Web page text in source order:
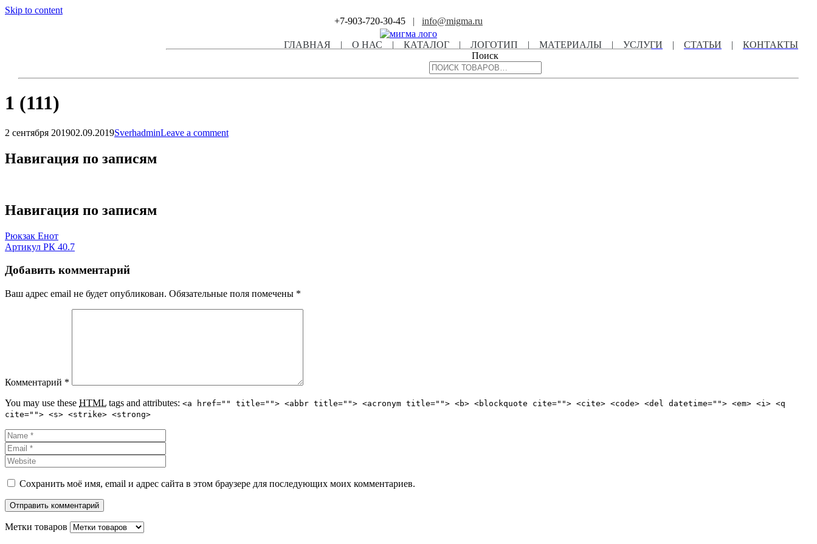
Skip to content
+7-903-720-30-45 | info@migma.ru
ГЛАВНАЯ | О НАС | КАТАЛОГ | ЛОГОТИП | МАТЕРИАЛЫ | УСЛУГИ | СТАТЬИ |
КОНТАКТЫ
Поиск
1 (111)
2 сентября 201902.09.2019SverhadminLeave a comment
Навигация по записям
Навигация по записям
Рюкзак Енот
Артикул РК 40.7
Добавить комментарий
Ваш адрес email не будет опубликован. Обязательные поля помечены *
Комментарий *
You may use these HTML tags and attributes: <a href="" title=""> <abbr title=""> <acronym title=""> <b> <blockquote cite=""> <cite> <code> <del datetime=""> <em> <i> <q
cite=""> <s> <strike> <strong>
Сохранить моё имя, email и адрес сайта в этом браузере для последующих моих комментариев.
Метки товаров